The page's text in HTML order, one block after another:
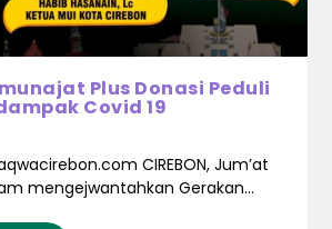
Plus Donasi Peduli
Covid 19
CIREBON, Jum’at
mengejwantahkan Gerakan...